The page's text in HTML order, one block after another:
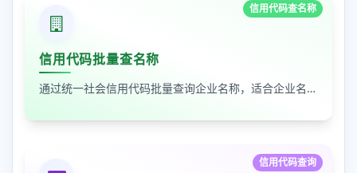
信用代码查名称
信用代码批量查名称
通过统一社会信用代码批量查询企业名称，适合企业名单核验、客户资料整理和工商信息补全
信用代码查询